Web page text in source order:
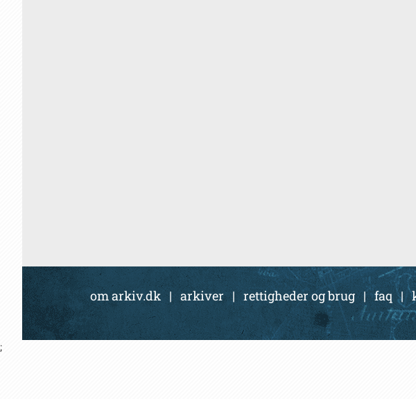
om arkiv.dk | arkiver| rettigheder og brug|faq |
;